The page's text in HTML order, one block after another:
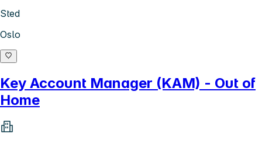
Sted
Oslo
Key Account Manager (KAM) - Out of
Home